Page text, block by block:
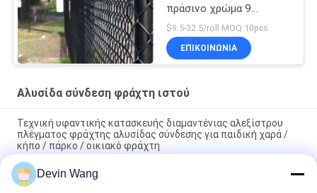
πράσινο χρώμα 9
φρακτών συνδέσεων
αλυσίδων 6 ποδιών
μετρητής
$9.5-32.5/roll MOQ:10pcs
ΕΠΙΚΟΙΝΩΝΊΑ
Αλυσίδα σύνδεση φράχτη ιστού
Τεχνική υφαντικής κατασκευής διαμαντένιας αλεξίστρου
πλέγματος φράχτης αλυσίδας σύνδεσης για παιδική χαρά /
κήπο / πάρκο / οικιακό φράχτη
Galvanized Diamond Wire Mesh Fence Roll Tennis Court
Fencing Products
Devin Wang